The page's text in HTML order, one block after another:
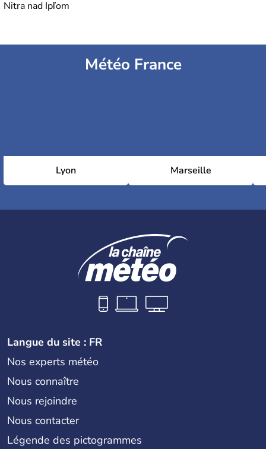
Nitra nad Ipľom
Météo France
Lyon Marseille
Langue du site : FR
Nos experts météo
Nous connaître
Nous rejoindre
Nous contacter
Légende des pictogrammes